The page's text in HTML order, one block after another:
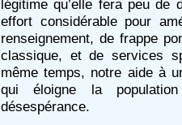
légitime qu’elle fera peu de
effort considérable pour
renseignement, de frappe
classique, et de services
même temps, notre aide à
qui éloigne la
désespérance.